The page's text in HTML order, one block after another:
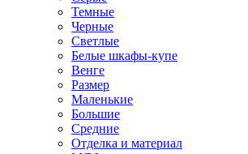
Темные
Черные
Светлые
Белые шкафы-купе
Венге
Размер
Маленькие
Большие
Средние
Отделка и материал